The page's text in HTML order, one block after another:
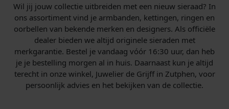
Wil jij jouw collectie uitbreiden met een nieuw sieraad? In
ons assortiment vind je armbanden, kettingen, ringen en
oorbellen van bekende merken en designers. Als officiële
dealer bieden we altijd originele sieraden met
merkgarantie. Bestel je vandaag vóór 16:30 uur, dan heb
je je bestelling morgen al in huis. Daarnaast kun je altijd
terecht in onze winkel, Juwelier de Grijff in Zutphen, voor
persoonlijk advies en het bekijken van de collectie.